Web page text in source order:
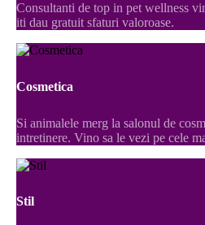
Consultanti de top in pet wellness
iti dau gratuit sfaturi valoroase.
Cosmetica
Si animalele merg la salonul de
intretinere. Vino sa le vezi pe cele
Stil